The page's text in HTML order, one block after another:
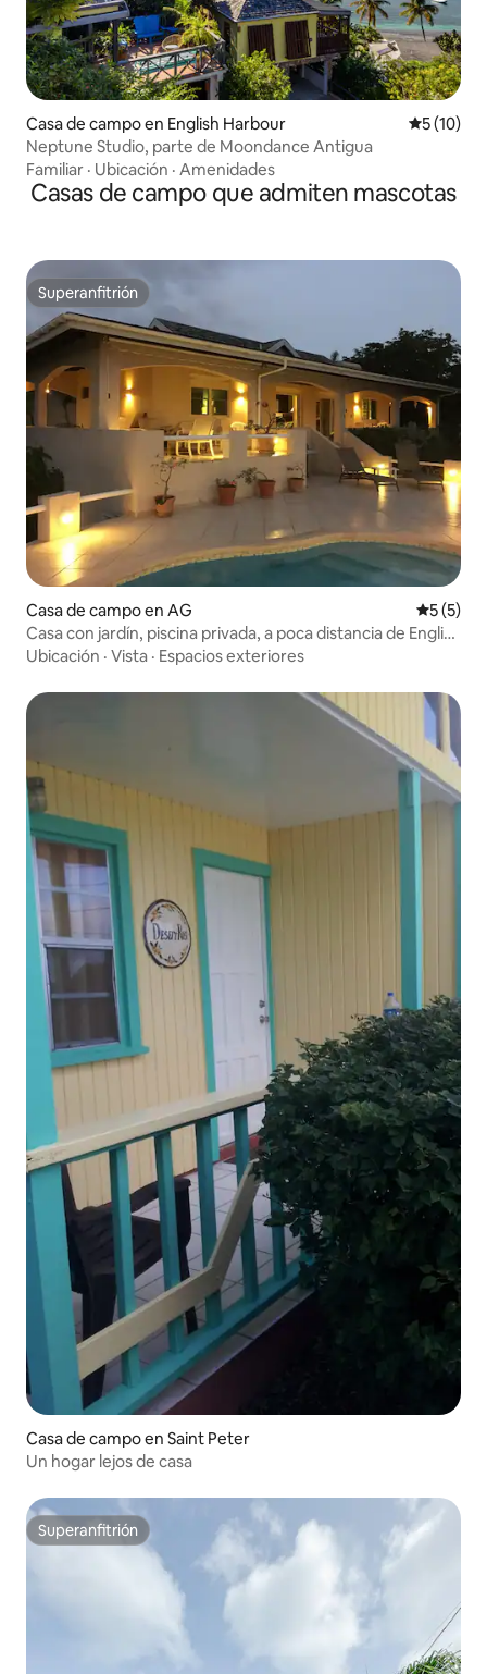
Casa de campo en English Harbour
5 (10)
Neptune Studio, parte de Moondance Antigua
Familiar · Ubicación · Amenidades
Casas de campo que admiten mascotas
Superanfitrión
Superanfitrión
Casa de campo en AG
5 (5)
Casa con jardín, piscina privada, a poca distancia de English
Harbour
Ubicación · Vista · Espacios exteriores
Casa de campo en Saint Peter
Un hogar lejos de casa
Superanfitrión
Superanfitrión